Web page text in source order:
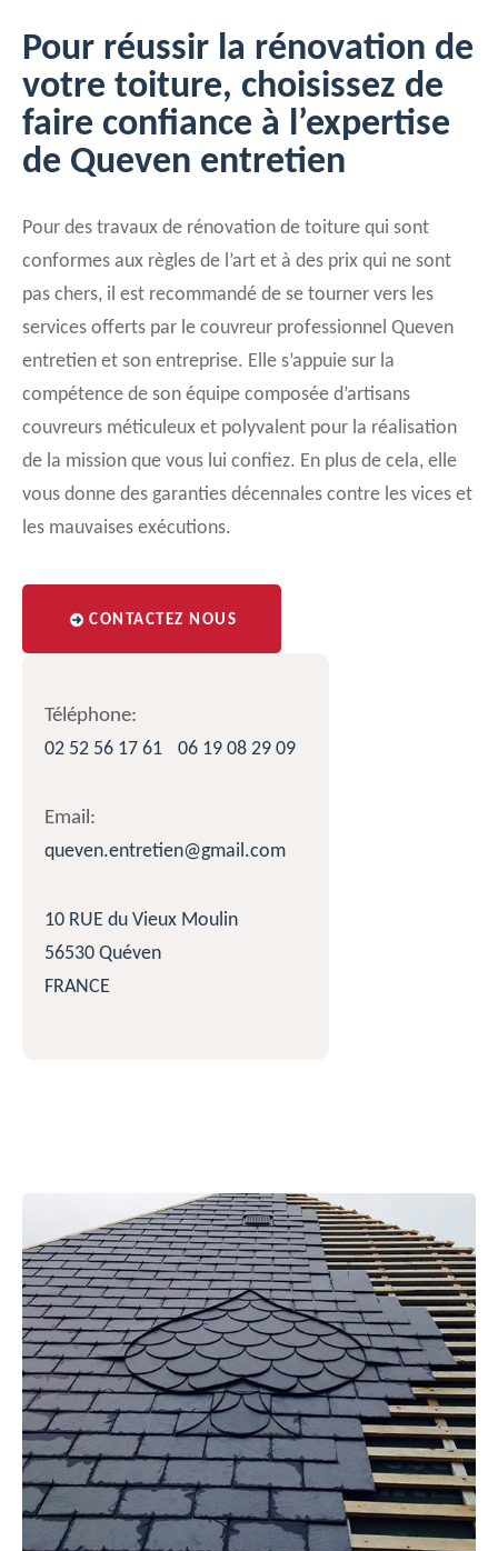
Pour réussir la rénovation de
votre toiture, choisissez de
faire confiance à l’expertise
de Queven entretien
Pour des travaux de rénovation de toiture qui sont
conformes aux règles de l’art et à des prix qui ne sont
pas chers, il est recommandé de se tourner vers les
services offerts par le couvreur professionnel Queven
entretien et son entreprise. Elle s’appuie sur la
compétence de son équipe composée d’artisans
couvreurs méticuleux et polyvalent pour la réalisation
de la mission que vous lui confiez. En plus de cela, elle
vous donne des garanties décennales contre les vices et
les mauvaises exécutions.
CONTACTEZ NOUS
Téléphone:
02 52 56 17 61
06 19 08 29 09
Email:
queven.entretien@gmail.com
10 RUE du Vieux Moulin
56530 Quéven
FRANCE